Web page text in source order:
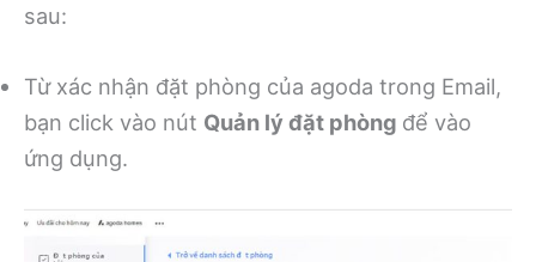
sau:
Từ xác nhận đặt phòng của agoda trong Email,
bạn click vào nút Quản lý đặt phòng để vào
ứng dụng.